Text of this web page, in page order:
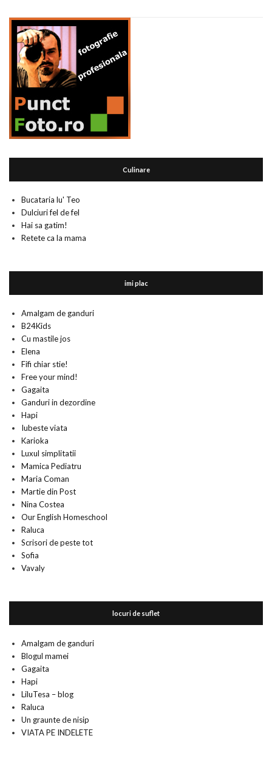
Culinare
Bucataria lu' Teo
Dulciuri fel de fel
Hai sa gatim!
Retete ca la mama
imi plac
Amalgam de ganduri
B24Kids
Cu mastile jos
Elena
Fifi chiar stie!
Free your mind!
Gagaita
Ganduri in dezordine
Hapi
Iubeste viata
Karioka
Luxul simplitatii
Mamica Pediatru
Maria Coman
Martie din Post
Nina Costea
Our English Homeschool
Raluca
Scrisori de peste tot
Sofia
Vavaly
locuri de suflet
Amalgam de ganduri
Blogul mamei
Gagaita
Hapi
LiluTesa – blog
Raluca
Un graunte de nisip
VIATA PE INDELETE